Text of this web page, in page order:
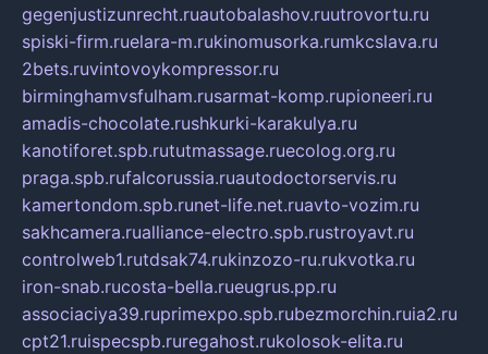
gegenjustizunrecht.ruautobalashov.ruutrovortu.ru
spiski-firm.ruelara-m.rukinomusorka.rumkcslava.ru
2bets.ruvintovoykompressor.ru
birminghamvsfulham.rusarmat-komp.rupioneeri.ru
amadis-chocolate.rushkurki-karakulya.ru
kanotiforet.spb.rututmassage.ruecolog.org.ru
praga.spb.rufalcorussia.ruautodoctorservis.ru
kamertondom.spb.runet-life.net.ruavto-vozim.ru
sakhcamera.rualliance-electro.spb.rustroyavt.ru
controlweb1.rutdsak74.rukinzozo-ru.rukvotka.ru
iron-snab.rucosta-bella.rueugrus.pp.ru
associaciya39.ruprimexpo.spb.rubezmorchin.ruia2.ru
cpt21.ruispecspb.ruregahost.rukolosok-elita.ru